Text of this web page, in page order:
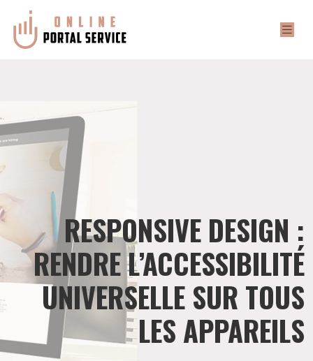
RESPONSIVE DESIGN :
RENDRE L’ACCESSIBILITÉ
UNIVERSELLE SUR TOUS
LES APPAREILS